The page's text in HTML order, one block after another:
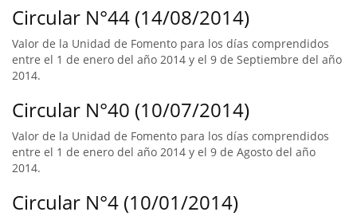
Circular N°44 (14/08/2014)
Valor de la Unidad de Fomento para los días comprendidos
entre el 1 de enero del año 2014 y el 9 de Septiembre del año
2014.
Circular N°40 (10/07/2014)
Valor de la Unidad de Fomento para los días comprendidos
entre el 1 de enero del año 2014 y el 9 de Agosto del año
2014.
Circular N°4 (10/01/2014)